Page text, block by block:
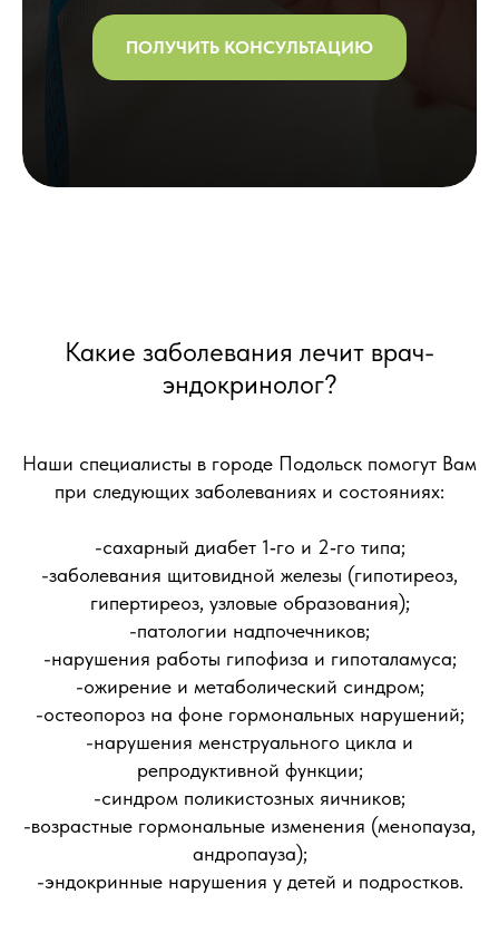
ПОЛУЧИТЬ КОНСУЛЬТАЦИЮ
Какие заболевания лечит врач-
эндокринолог?
Наши специалисты в городе Подольск помогут Вам
при следующих заболеваниях и состояниях:
-сахарный диабет 1‑го и 2‑го типа;
-заболевания щитовидной железы (гипотиреоз,
гипертиреоз, узловые образования);
-патологии надпочечников;
-нарушения работы гипофиза и гипоталамуса;
-ожирение и метаболический синдром;
-остеопороз на фоне гормональных нарушений;
-нарушения менструального цикла и
репродуктивной функции;
-синдром поликистозных яичников;
-возрастные гормональные изменения (менопауза,
андропауза);
-эндокринные нарушения у детей и подростков.